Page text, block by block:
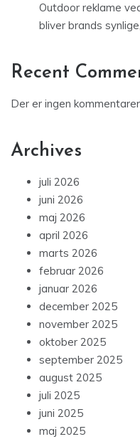
Outdoor reklame
bliver brands
Recent
Der er ingen
Archives
juli 2026
juni 2026
maj 2026
april 2026
marts 2026
februar 2026
januar 2026
december 2025
november 2025
oktober 2025
september 2025
august 2025
juli 2025
juni 2025
maj 2025